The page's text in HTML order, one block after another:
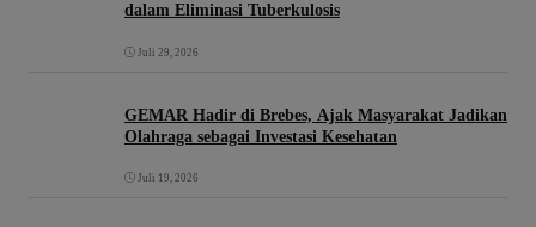
dalam Eliminasi Tuberkulosis
Juli 29, 2026
GEMAR Hadir di Brebes, Ajak Masyarakat Jadikan
Olahraga sebagai Investasi Kesehatan
Juli 19, 2026